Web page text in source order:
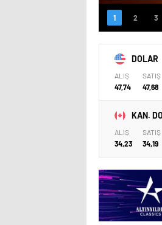
DOLAR
ALIŞ
47,74
SATIŞ
47,68
KAN.
ALIŞ
34,23
SATIŞ
34,19